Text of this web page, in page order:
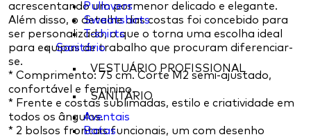
Pullovers
Sweatshirts
T-shirts
Sanitário
VESTUÁRIO PROFISSIONAL
SANITÁRIO
Aventais
Batas
acrescentando um pormenor delicado e elegante.
Além disso, o detalhe das costas foi concebido para
ser personalizado, o que o torna uma escolha ideal
para equipas de trabalho que procuram diferenciar-
se.
* Comprimento: 75 cm. Corte M2 semi-ajustado,
confortável e feminino.
* Frente e costas sublimadas, estilo e criatividade em
todos os ângulos.
* 2 bolsos frontais funcionais, um com desenho